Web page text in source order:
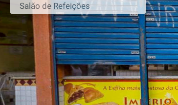
Salão de Refeições